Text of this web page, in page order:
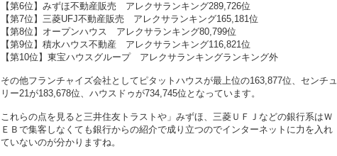
【第6位】みずほ不動産販売 アレクサランキング289,726位
【第7位】三菱UFJ不動産販売 アレクサランキング165,181位
【第8位】オープンハウス アレクサランキング80,799位
【第9位】積水ハウス不動産 アレクサランキング116,821位
【第10位】東宝ハウスグループ アレクサランキングランキング外
その他フランチャイズ会社としてピタットハウスが最上位の163,877位、センチュ
リー21が183,678位、ハウスドゥが734,745位となっています。
これらの点を見ると三井住友トラストや」みずほ、三菱ＵＦＪなどの銀行系はＷ
ＥＢで集客しなくても銀行からの紹介で成り立つのでインターネットに力を入れ
ていないのが分かりますね。